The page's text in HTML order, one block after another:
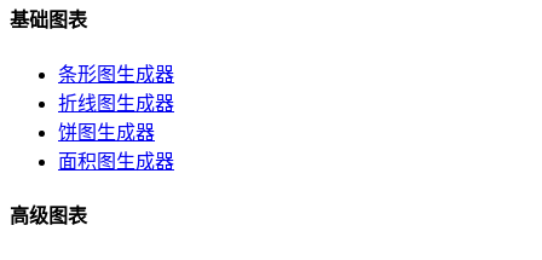
基础图表
条形图生成器
折线图生成器
饼图生成器
面积图生成器
高级图表